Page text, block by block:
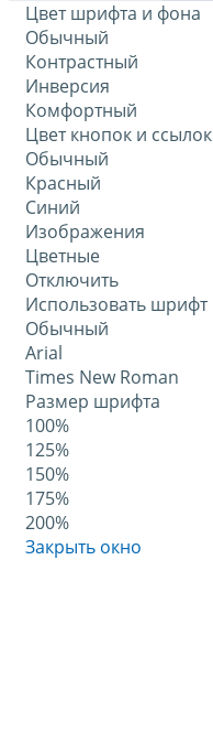
Цвет шрифта и фона
Обычный
Контрастный
Инверсия
Комфортный
Цвет кнопок и ссылок
Обычный
Красный
Синий
Изображения
Цветные
Отключить
Использовать шрифт
Обычный
Arial
Times New Roman
Размер шрифта
100%
125%
150%
175%
200%
Закрыть окно